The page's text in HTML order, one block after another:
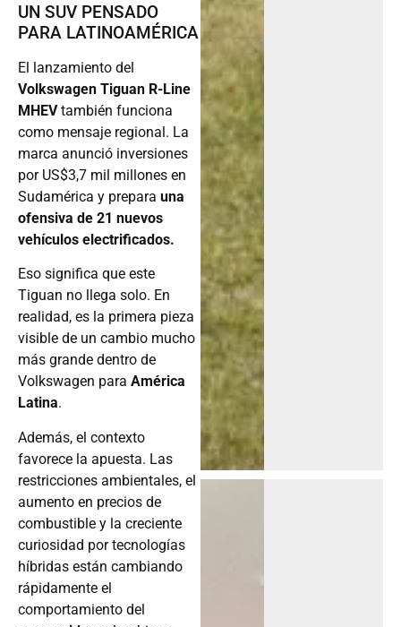
UN SUV PENSADO
PARA LATINOAMÉRICA
El lanzamiento del
Volkswagen Tiguan R-Line
MHEVtambién funciona
como mensaje regional. La
marca anunció inversiones
por US$3,7 mil millones en
Sudamérica y prepara una
ofensiva de 21 nuevos
vehículos electrificados.
Eso significa que este
Tiguan no llega solo. En
realidad, es la primera pieza
visible de un cambio mucho
más grande dentro de
Volkswagen para América
Latina.
Además, el contexto
favorece la apuesta. Las
restricciones ambientales, el
aumento en precios de
combustible y la creciente
curiosidad por tecnologías
híbridas están cambiando
rápidamente el
comportamiento del